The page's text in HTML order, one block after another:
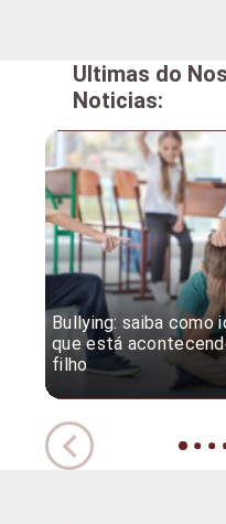
Ultimas do
Noticias:
Bullying: saiba como
que está
filho